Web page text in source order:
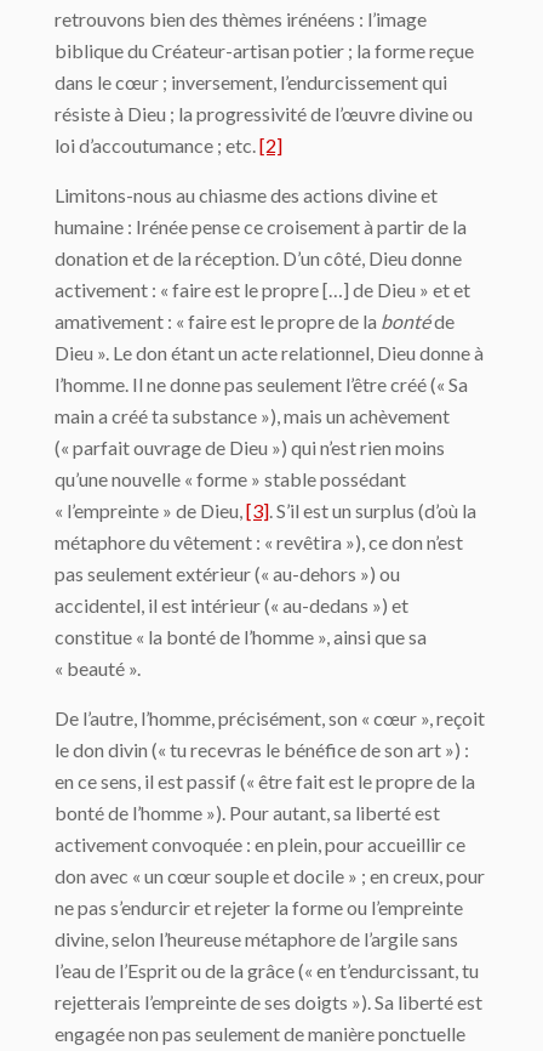
retrouvons bien des thèmes irénéens : l’image
biblique du Créateur-artisan potier ; la forme reçue
dans le cœur ; inversement, l’endurcissement qui
résiste à Dieu ; la progressivité de l’œuvre divine ou
loi d’accoutumance ; etc.[2]
Limitons-nous au chiasme des actions divine et
humaine : Irénée pense ce croisement à partir de la
donation et de la réception. D’un côté, Dieu donne
activement : « faire est le propre […] de Dieu » et et
amativement : « faire est le propre de la bontéde
Dieu ». Le don étant un acte relationnel, Dieu donne à
l’homme. Il ne donne pas seulement l’être créé (« Sa
main a créé ta substance »), mais un achèvement
(« parfait ouvrage de Dieu ») qui n’est rien moins
qu’une nouvelle « forme » stable possédant
« l’empreinte » de Dieu,[3]. S’il est un surplus (d’où la
métaphore du vêtement : « revêtira »), ce don n’est
pas seulement extérieur (« au-dehors ») ou
accidentel, il est intérieur (« au-dedans ») et
constitue « la bonté de l’homme », ainsi que sa
« beauté ».
De l’autre, l’homme, précisément, son « cœur », reçoit
le don divin (« tu recevras le bénéfice de son art ») :
en ce sens, il est passif (« être fait est le propre de la
bonté de l’homme »). Pour autant, sa liberté est
activement convoquée : en plein, pour accueillir ce
don avec « un cœur souple et docile » ; en creux, pour
ne pas s’endurcir et rejeter la forme ou l’empreinte
divine, selon l’heureuse métaphore de l’argile sans
l’eau de l’Esprit ou de la grâce (« en t’endurcissant, tu
rejetterais l’empreinte de ses doigts »). Sa liberté est
engagée non pas seulement de manière ponctuelle